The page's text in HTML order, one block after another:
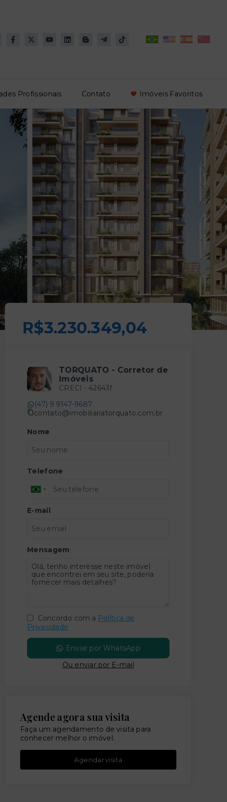
Profissionais Contato Imóveis Favoritos
R$3.230.349,04
TORQUATO - Corretor de
Imóveis
CRECI - 42643f
(47) 9 9147-9687
contato@imobiliariatorquato.com.br
Nome
Telefone
E-mail
Mensagem
Concordo com a Política de
Privacidade
Enviar por WhatsApp
Ou enviar por E-mail
Agende agora sua visita
Faça um agendamento de visita para
conhecer melhor o imóvel.
Agendar visita